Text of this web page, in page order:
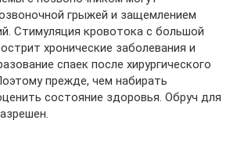
грыжей и защемлением
Стимуляция кровотока с большой
хронические заболевания и
спаек после хирургического
прежде, чем набирать
состояние здоровья. Обруч для